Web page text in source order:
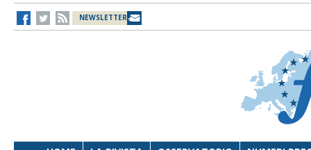
NEWSLETTER